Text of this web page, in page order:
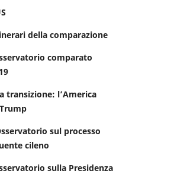
della comparazione
comparato
transizione: l’America
sul processo
cileno
sulla Presidenza